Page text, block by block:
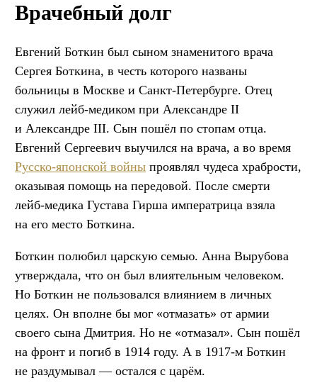
Врачебный долг
Евгений Боткин был сыном знаменитого врача
Сергея Боткина, в честь которого названы
больницы в Москве и Санкт-Петербурге. Отец
служил лейб-медиком при Александре II
и Александре III. Сын пошёл по стопам отца.
Евгений Сергеевич выучился на врача, а во время
Русско-японской войны проявлял чудеса храбрости,
оказывая помощь на передовой. После смерти
лейб-медика Густава Гирша императрица взяла
на его место Боткина.
Боткин полюбил царскую семью. Анна Вырубова
утверждала, что он был влиятельным человеком.
Но Боткин не пользовался влиянием в личных
целях. Он вполне бы мог «отмазать» от армии
своего сына Дмитрия. Но не «отмазал». Сын пошёл
на фронт и погиб в 1914 году. А в 1917-м Боткин
не раздумывал — остался с царём.